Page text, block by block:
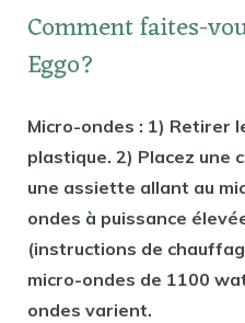
Comment faites-
Eggo?
Micro-ondes : 1) Retirer
plastique. 2) Placez une
une assiette allant au
ondes à puissance
(instructions de
micro-ondes de 1100
ondes varient.